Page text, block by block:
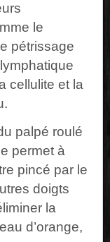
le
pétrissage
cellulite et la
palpé roulé
permet à
pincé par le
doigts
la
d’orange,